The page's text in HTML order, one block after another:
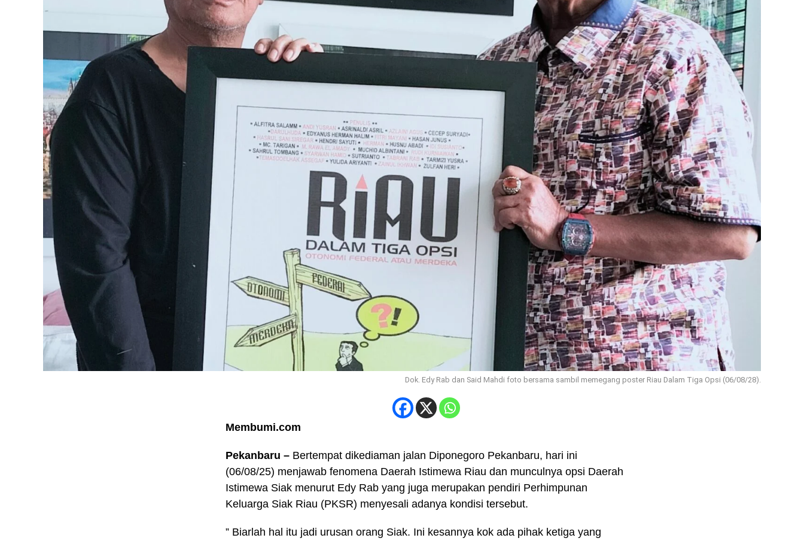
Dok. Edy Rab dan Said Mahdi foto bersama sambil memegang poster Riau Dalam Tiga Opsi (06/08/28).
Membumi.com
Pekanbaru – Bertempat dikediaman jalan Diponegoro Pekanbaru, hari ini
(06/08/25) menjawab fenomena Daerah Istimewa Riau dan munculnya opsi Daerah
Istimewa Siak menurut Edy Rab yang juga merupakan pendiri Perhimpunan
Keluarga Siak Riau (PKSR) menyesali adanya kondisi tersebut.
” Biarlah hal itu jadi urusan orang Siak. Ini kesannya kok ada pihak ketiga yang